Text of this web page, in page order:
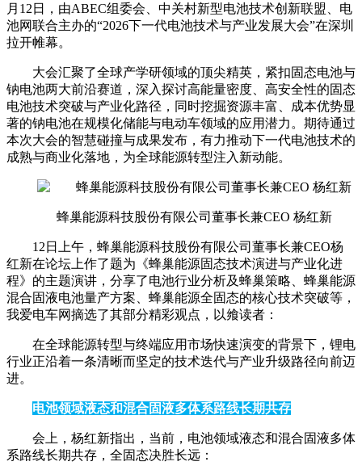
月12日，由ABEC组委会、中关村新型电池技术创新联盟、电
池网联合主办的“2026下一代电池技术与产业发展大会”在深圳
拉开帷幕。
大会汇聚了全球产学研领域的顶尖精英，紧扣固态电池与
钠电池两大前沿赛道，深入探讨高能量密度、高安全性的固态
电池技术突破与产业化路径，同时挖掘资源丰富、成本优势显
著的钠电池在规模化储能与电动车领域的应用潜力。期待通过
本次大会的智慧碰撞与成果发布，有力推动下一代电池技术的
成熟与商业化落地，为全球能源转型注入新动能。
蜂巢能源科技股份有限公司董事长兼CEO 杨红新
12日上午，蜂巢能源科技股份有限公司董事长兼CEO杨
红新在论坛上作了题为《蜂巢能源固态技术演进与产业化进
程》的主题演讲，分享了电池行业分析及蜂巢策略、蜂巢能源
混合固液电池量产方案、蜂巢能源全固态的核心技术突破等，
我爱电车网摘选了其部分精彩观点，以飨读者：
在全球能源转型与终端应用市场快速演变的背景下，锂电
行业正沿着一条清晰而坚定的技术迭代与产业升级路径向前迈
进。
电池领域液态和混合固液多体系路线长期共存
会上，杨红新指出，当前，电池领域液态和混合固液多体
系路线长期共存，全固态决胜长远：